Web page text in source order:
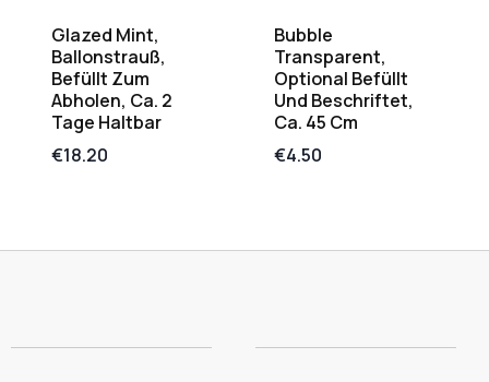
Glazed Mint,
Ballonstrauß,
Befüllt Zum
Abholen, Ca. 2
Tage Haltbar
€18.20
Bubble
Transparent,
Optional Befüllt
Und Beschriftet,
Ca. 45 Cm
€4.50